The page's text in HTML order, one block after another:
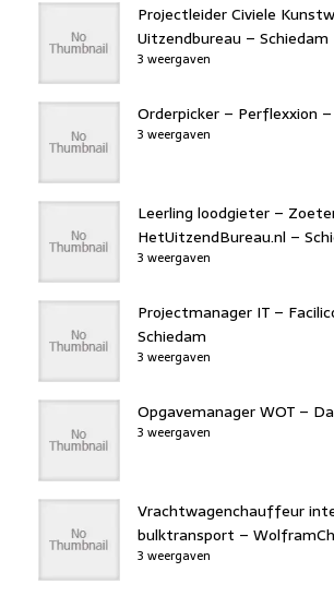
Projectleider Civiele
Uitzendbureau – Schiedam
3 weergaven
Orderpicker – Perflexxion
3 weergaven
Leerling loodgieter –
HetUitzendBureau.nl –
3 weergaven
Projectmanager IT –
Schiedam
3 weergaven
Opgavemanager WOT –
3 weergaven
Vrachtwagenchauffeur
bulktransport –
3 weergaven